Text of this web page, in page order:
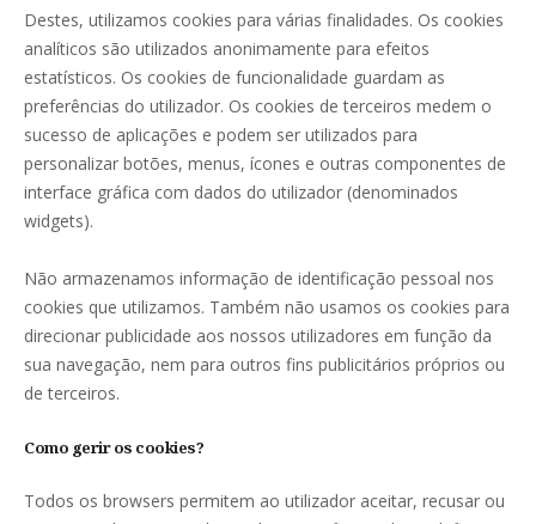
Destes, utilizamos cookies para várias finalidades. Os cookies
analíticos são utilizados anonimamente para efeitos
estatísticos. Os cookies de funcionalidade guardam as
preferências do utilizador. Os cookies de terceiros medem o
sucesso de aplicações e podem ser utilizados para
personalizar botões, menus, ícones e outras componentes de
interface gráfica com dados do utilizador (denominados
widgets).
Não armazenamos informação de identificação pessoal nos
cookies que utilizamos. Também não usamos os cookies para
direcionar publicidade aos nossos utilizadores em função da
sua navegação, nem para outros fins publicitários próprios ou
de terceiros.
Como gerir os cookies?
Todos os browsers permitem ao utilizador aceitar, recusar ou